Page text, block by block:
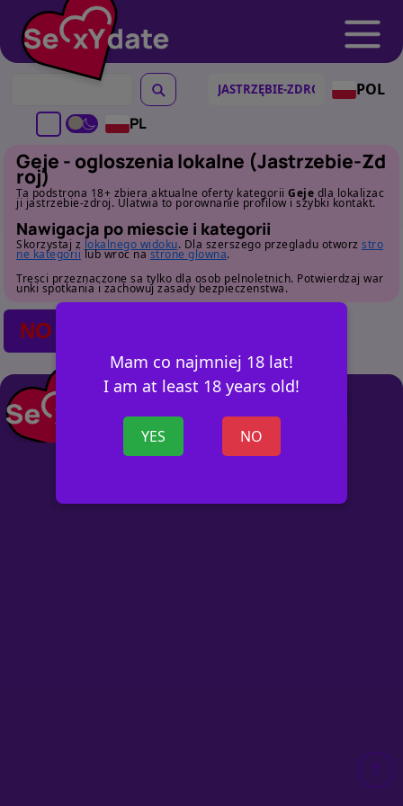
POL
PL
Mam co najmniej 18 lat!
I am at least 18 years old!
YES NO
Geje - ogloszenia lokalne (Jastrzebie-Zd
roj)
Ta podstrona 18+ zbiera aktualne oferty kategorii Geje dla lokalizac
ji jastrzebie-zdroj. Ulatwia to porownanie profilow i szybki kontakt.
Nawigacja po miescie i kategorii
Skorzystaj z lokalnego widoku. Dla szerszego przegladu otworz stro
ne kategorii lub wroc nastrone glowna.
Tresci przeznaczone sa tylko dla osob pelnoletnich. Potwierdzaj war
unki spotkania i zachowuj zasady bezpieczenstwa.
NO POSTS FOUND